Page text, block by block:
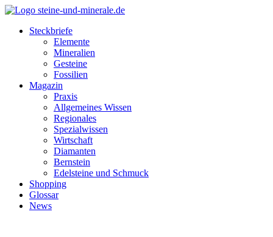
Steckbriefe
Elemente
Mineralien
Gesteine
Fossilien
Magazin
Praxis
Allgemeines Wissen
Regionales
Spezialwissen
Wirtschaft
Diamanten
Bernstein
Edelsteine und Schmuck
Shopping
Glossar
News